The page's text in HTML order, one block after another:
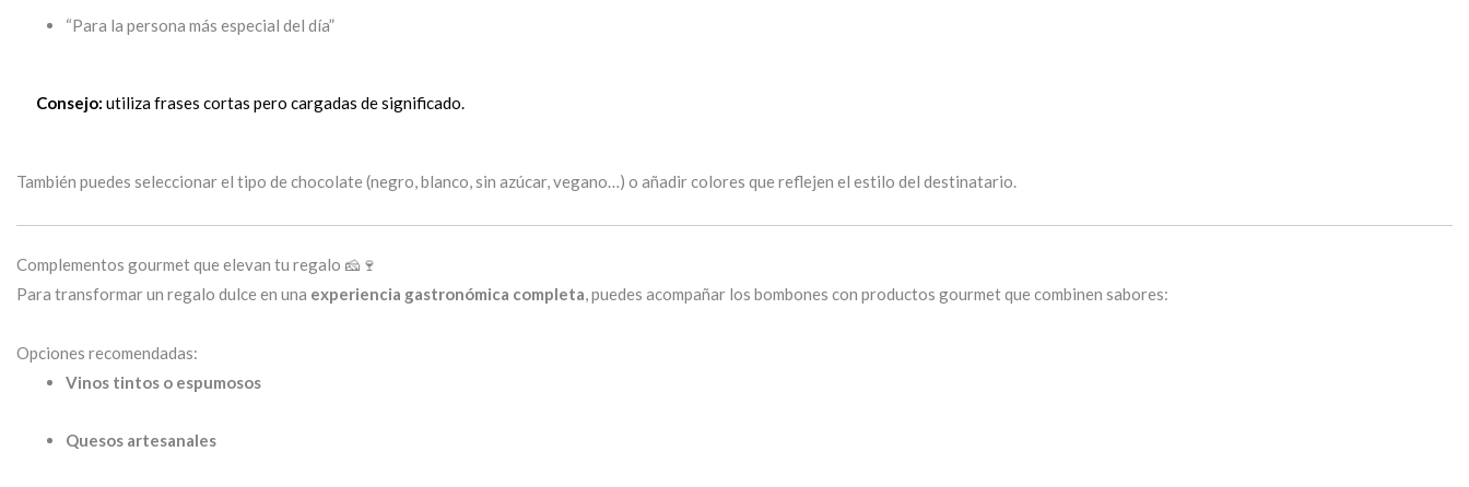
“Para la persona más especial del día”
Consejo: utiliza frases cortas pero cargadas de significado.
También puedes seleccionar el tipo de chocolate (negro, blanco, sin azúcar, vegano…) o añadir colores que reflejen el estilo del destinatario.
Complementos gourmet que elevan tu regalo 🧀🍷
Para transformar un regalo dulce en una experiencia gastronómica completa, puedes acompañar los bombones con productos gourmet que combinen sabores:
Opciones recomendadas:
Vinos tintos o espumosos
Quesos artesanales